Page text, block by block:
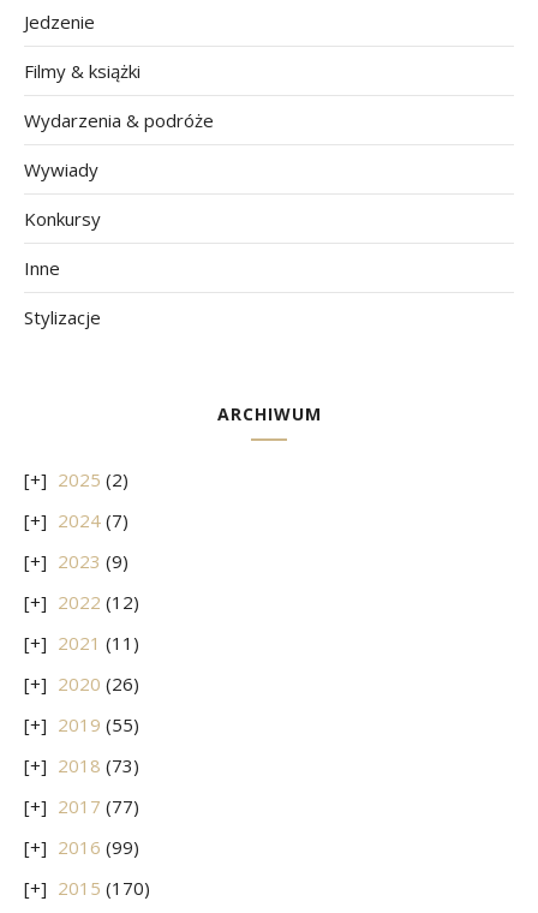
Jedzenie
Filmy & książki
Wydarzenia & podróże
Wywiady
Konkursy
Inne
Stylizacje
ARCHIWUM
2025 (2)
2024 (7)
2023 (9)
2022 (12)
2021 (11)
2020 (26)
2019 (55)
2018 (73)
2017 (77)
2016 (99)
2015 (170)